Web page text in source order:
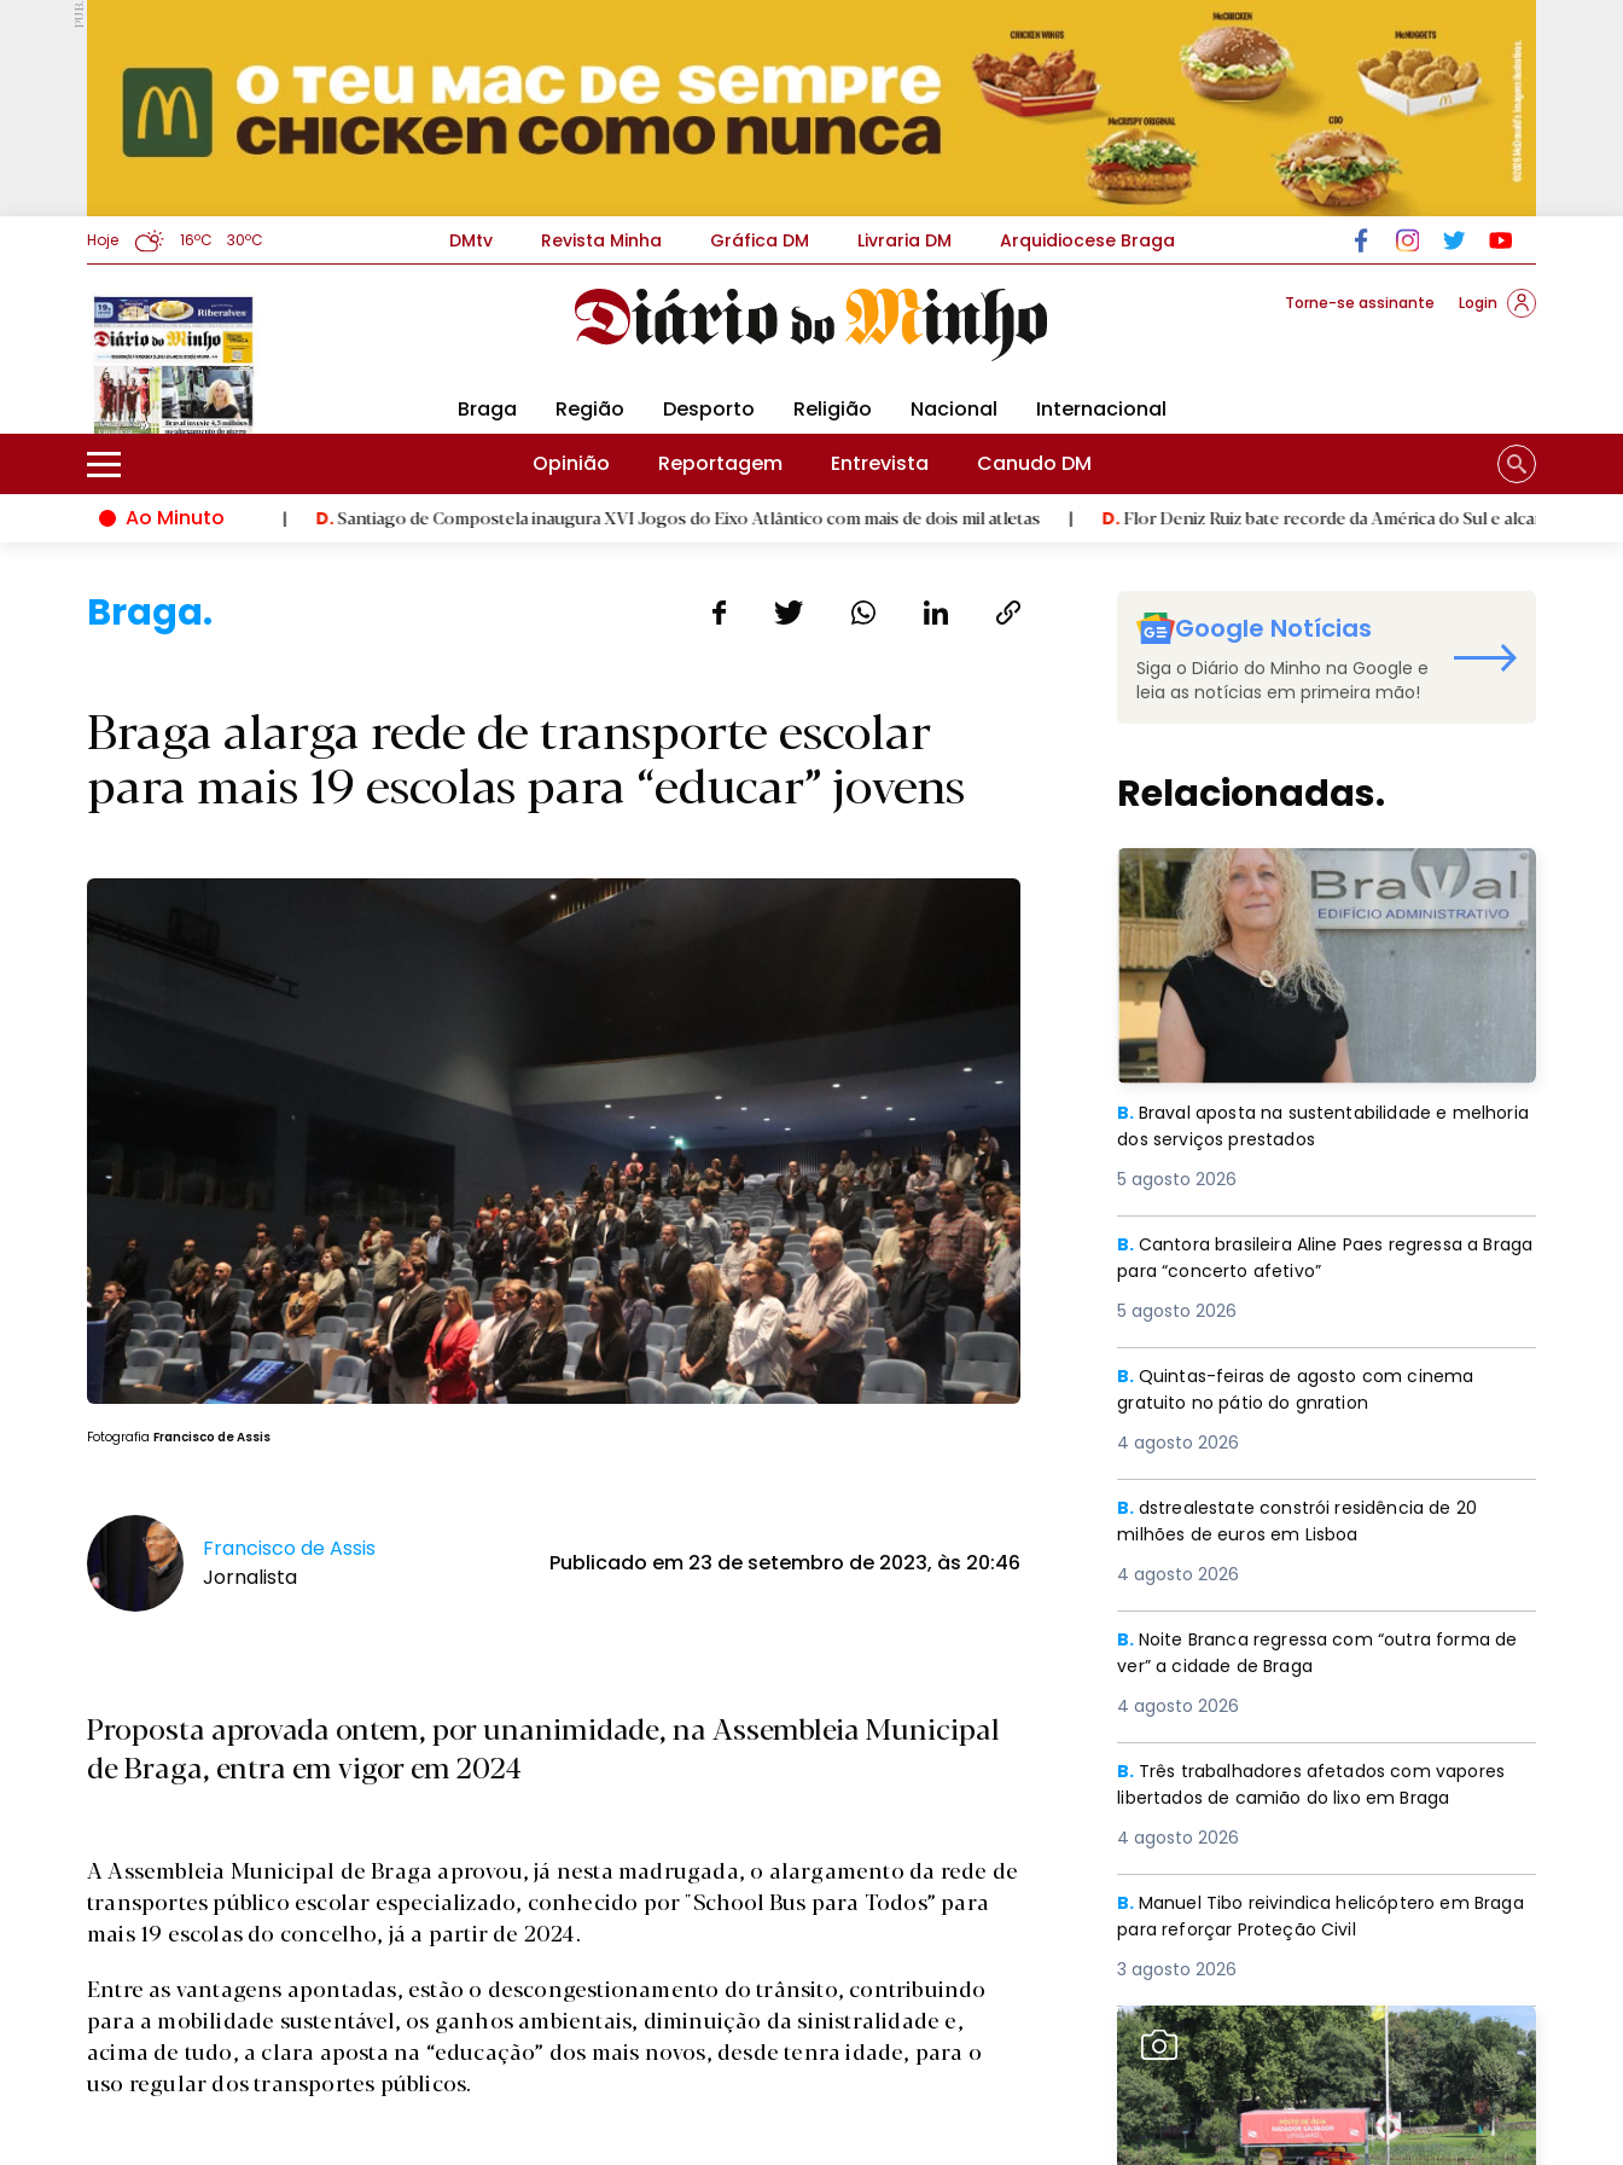
PUB.
Hoje 16ºC 30ºC DMtv Revista Minha Gráfica DM Livraria DM Arquidiocese Braga
Torne-se assinante Login
Braga Região Desporto Religião Nacional
Internacional
Opinião
Reportagem Entrevista
Canudo DM
Ao Minuto
mundo da moda | D.Santiago de Compostela inaugura XVI Jogos do Eixo Atlântico com mais de dois mil atletas | D.Flor Deniz Ruiz bate recorde da América do Sul e alcança segunda melhor
Braga.
Braga alarga rede de transporte escolar
para mais 19 escolas para “educar” jovens
Fotografia Francisco de Assis
Francisco de Assis
Jornalista
Publicado em 23 de setembro de 2023, às 20:46
Proposta aprovada ontem, por unanimidade, na Assembleia Municipal
de Braga, entra em vigor em 2024
A Assembleia Municipal de Braga aprovou, já nesta madrugada, o alargamento da rede de
transportes público escolar especializado, conhecido por "School Bus para Todos” para
mais 19 escolas do concelho, já a partir de 2024.
Entre as vantagens apontadas, estão o descongestionamento do trânsito, contribuindo
para a mobilidade sustentável, os ganhos ambientais, diminuição da sinistralidade e,
acima de tudo, a clara aposta na “educação” dos mais novos, desde tenra idade, para o
uso regular dos transportes públicos.
Google Notícias
Siga o Diário do Minho na Google e
leia as notícias em primeira mão!
Relacionadas.
B. Braval aposta na sustentabilidade e melhoria
dos serviços prestados
5 agosto 2026
B. Cantora brasileira Aline Paes regressa a Braga
para “concerto afetivo”
5 agosto 2026
B. Quintas-feiras de agosto com cinema
gratuito no pátio do gnration
4 agosto 2026
B. dstrealestate constrói residência de 20
milhões de euros em Lisboa
4 agosto 2026
B. Noite Branca regressa com “outra forma de
ver” a cidade de Braga
4 agosto 2026
B. Três trabalhadores afetados com vapores
libertados de camião do lixo em Braga
4 agosto 2026
B. Manuel Tibo reivindica helicóptero em Braga
para reforçar Proteção Civil
3 agosto 2026